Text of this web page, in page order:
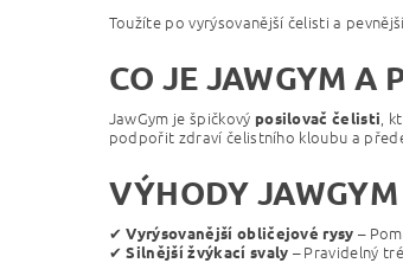
Toužíte po vyrýsovanější čelisti a
CO JE JAWGYM A
JawGym je špičkový posilovač čelisti,
podpořit zdraví čelistního kloubu a
VÝHODY
✔Vyrýsovanější obličejové rysy –
✔Silnější žvýkací svaly – Pravidelný